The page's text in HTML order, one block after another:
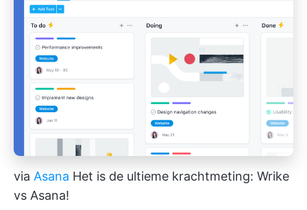
via Asana Het is de ultieme krachtmeting: Wrike
vs Asana!